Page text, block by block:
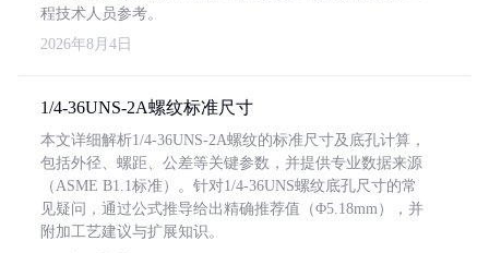
程技术人员参考。
2026年8月4日
1/4-36UNS-2A螺纹标准尺寸
本文详细解析1/4-36UNS-2A螺纹的标准尺寸及底孔计算，
包括外径、螺距、公差等关键参数，并提供专业数据来源
（ASME B1.1标准）。针对1/4-36UNS螺纹底孔尺寸的常
见疑问，通过公式推导给出精确推荐值（Φ5.18mm），并
附加工艺建议与扩展知识。